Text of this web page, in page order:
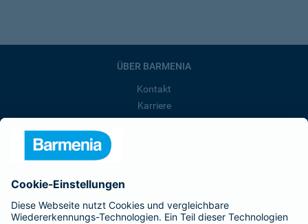
ÜBER BARMENIA
Kontakt
Karriere
Barmenia ist Teil der BarmeniaGothaer
BELIEBTE SEITEN